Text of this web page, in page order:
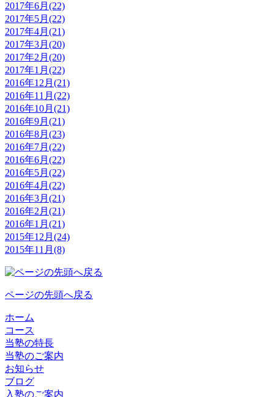
2017年6月(22)
2017年5月(22)
2017年4月(21)
2017年3月(20)
2017年2月(20)
2017年1月(22)
2016年12月(21)
2016年11月(22)
2016年10月(21)
2016年9月(21)
2016年8月(23)
2016年7月(22)
2016年6月(22)
2016年5月(22)
2016年4月(22)
2016年3月(21)
2016年2月(21)
2016年1月(21)
2015年12月(24)
2015年11月(8)
ページの先頭へ戻る
ホーム
コース
当塾の特長
当塾のご案内
お知らせ
ブログ
入塾のご案内